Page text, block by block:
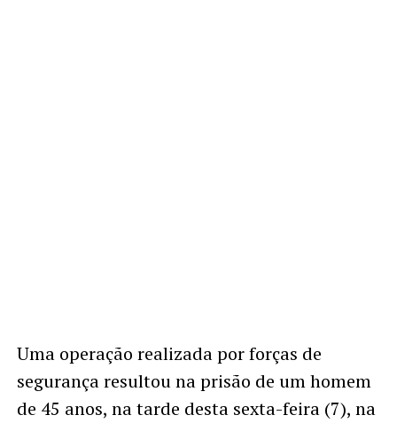
Uma operação realizada por forças de
segurança resultou na prisão de um homem
de 45 anos, na tarde desta sexta-feira (7), na